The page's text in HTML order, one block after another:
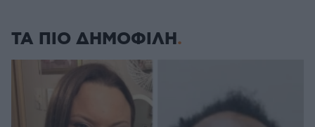
ΤΑ ΠΙΟ ΔΗΜΟΦΙΛΗ